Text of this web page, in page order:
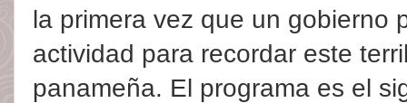
la primera vez que un gobierno
actividad para recordar este
panameña. El programa es el